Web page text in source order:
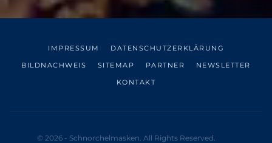
IMPRESSUM
DATENSCHUTZERKLÄRUNG
BILDNACHWEIS
SITEMAP PARTNER
NEWSLETTER
KONTAKT
© 2026 - Schnorchelmasken. All Rights Reserved.